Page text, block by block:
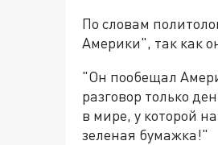
По словам
Америки", так как
"Он пообещал
разговор только
в мире, у которой
зеленая бумажка!"